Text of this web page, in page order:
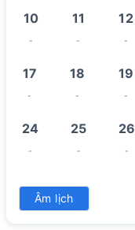
10
-
11
-
12
-
17
-
18
-
19
-
24
-
25
-
26
-
31
Âm lịch